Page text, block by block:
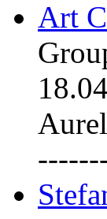
Art